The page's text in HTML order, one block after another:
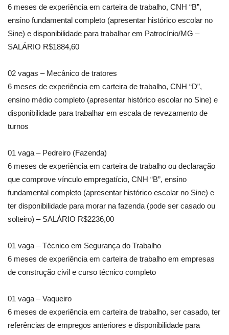
6 meses de experiência em carteira de trabalho, CNH “B”,
ensino fundamental completo (apresentar histórico escolar no
Sine) e disponibilidade para trabalhar em Patrocínio/MG –
SALÁRIO R$1884,60
02 vagas – Mecânico de tratores
6 meses de experiência em carteira de trabalho, CNH “D”,
ensino médio completo (apresentar histórico escolar no Sine) e
disponibilidade para trabalhar em escala de revezamento de
turnos
01 vaga – Pedreiro (Fazenda)
6 meses de experiência em carteira de trabalho ou declaração
que comprove vínculo empregatício, CNH “B”, ensino
fundamental completo (apresentar histórico escolar no Sine) e
ter disponibilidade para morar na fazenda (pode ser casado ou
solteiro) – SALÁRIO R$2236,00
01 vaga – Técnico em Segurança do Trabalho
6 meses de experiência em carteira de trabalho em empresas
de construção civil e curso técnico completo
01 vaga – Vaqueiro
6 meses de experiência em carteira de trabalho, ser casado, ter
referências de empregos anteriores e disponibilidade para